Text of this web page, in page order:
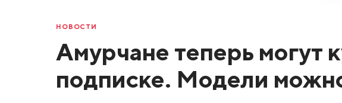
НОВОСТИ
Амурчане теперь могут
подписке. Модели